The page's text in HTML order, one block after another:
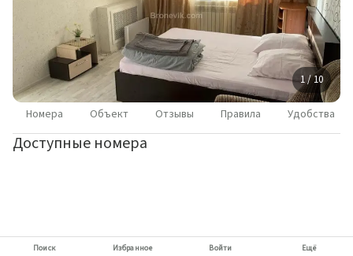
1 / 10
Номера Объект Отзывы Правила Удобства
Доступные номера
Поиск Избранное Войти Ещё